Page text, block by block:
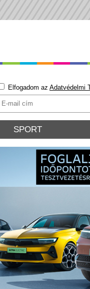
Elfogadom az Adatvédelmi
SPORT